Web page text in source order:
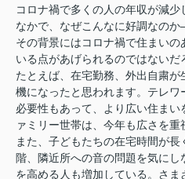
コロナ禍で多くの人の年収が減
なかで、なぜこんなに好調なの
その背景にはコロナ禍で住まい
いる点があげられるのではないだ
たとえば、在宅勤務、外出自粛
機になったと思われます。テレ
必要性もあって、より広い住ま
ァミリー世帯は、今年も広さを重
また、子どもたちの在宅時間が
階、隣近所への音の問題を気に
を高める人も増加している。さ